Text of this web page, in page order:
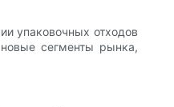
упаковочных отходов
сегменты рынка,